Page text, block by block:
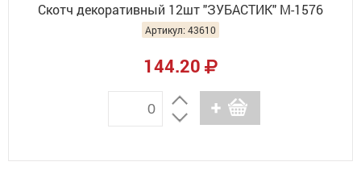
Скотч декоративный 12шт "ЗУБАСТИК" М-1576
Артикул: 43610
144.20